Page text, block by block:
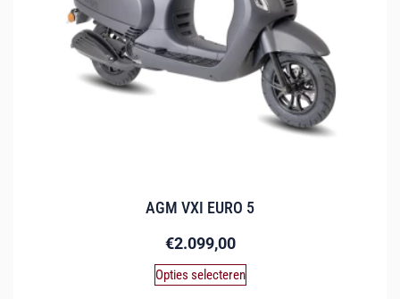
AGM VXI EURO 5
€2.099,00
Opties selecteren